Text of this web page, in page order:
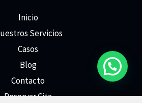
Inicio
Servicios
Casos
Blog
Contacto
Reservar Cita